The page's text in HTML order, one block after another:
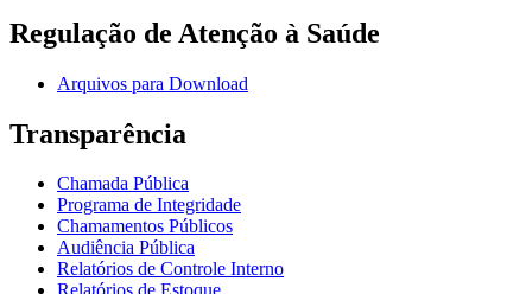
Regulação de Atenção à Saúde
Arquivos para Download
Transparência
Chamada Pública
Programa de Integridade
Chamamentos Públicos
Audiência Pública
Relatórios de Controle Interno